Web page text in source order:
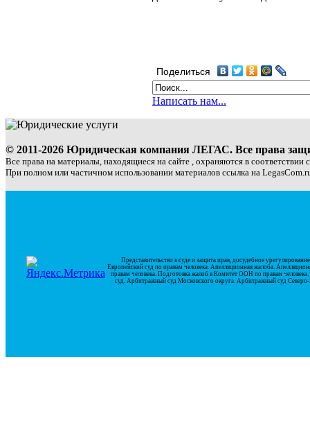
Поделиться
Написать нам...
© 2011-2026 Юридическая компания ЛЕГАС. Все права
Все права на материалы, находящиеся на сайте , охраняются в соответствии
При полном или частичном использовании материалов ссылка на
Представительство в суде и защита прав, досудебное
Европейский суд по правам человека. Апелляционная жалоба.
правам человека. Подготовка жалоб в Комитет ООН по правам
суд. Арбитражный суд Московского округа. Арбитражный суд